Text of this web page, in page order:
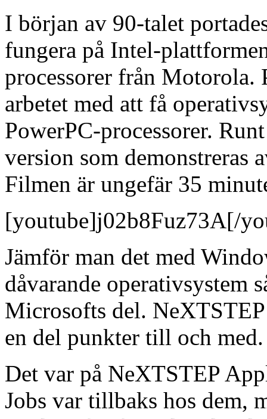
I början av 90-talet
fungera på Intel-
processorer från Motorola.
arbetet med att få
PowerPC-processorer.
version som demonstreras
Filmen är ungefär 35
[youtube]j02b8Fuz73A[/
Jämför man det med
dåvarande operativsystem
Microsofts del.
en del punkter till och med.
Det var på NeXTSTEP
Jobs var tillbaks hos dem,